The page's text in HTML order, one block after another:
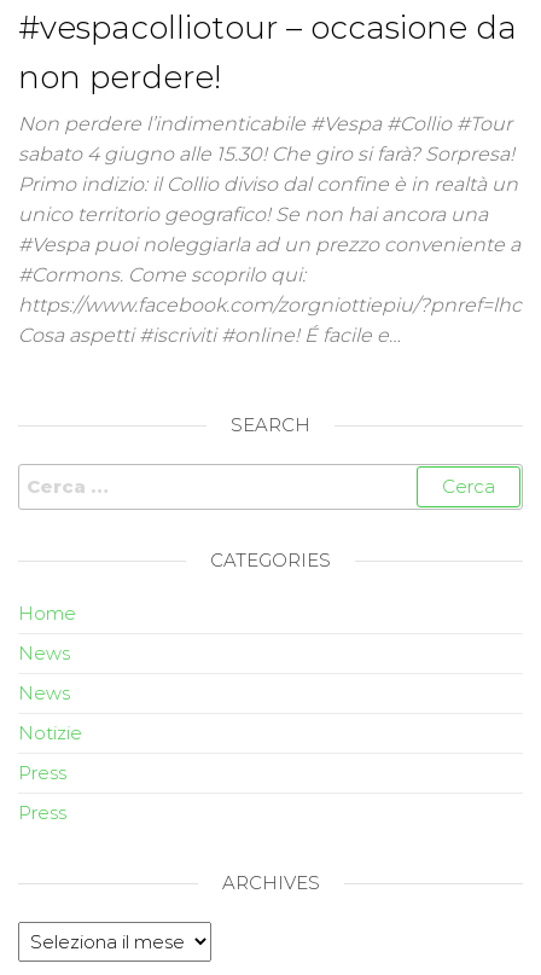
#vespacolliotour – occasione da
non perdere!
Non perdere l’indimenticabile #Vespa #Collio #Tour
sabato 4 giugno alle 15.30! Che giro si farà? Sorpresa!
Primo indizio: il Collio diviso dal confine è in realtà un
unico territorio geografico! Se non hai ancora una
#Vespa puoi noleggiarla ad un prezzo conveniente a
#Cormons. Come scoprilo qui:
https://www.facebook.com/zorgniottiepiu/?pnref=lhc
Cosa aspetti #iscriviti #online! É facile e…
SEARCH
CATEGORIES
Home
News
News
Notizie
Press
Press
ARCHIVES